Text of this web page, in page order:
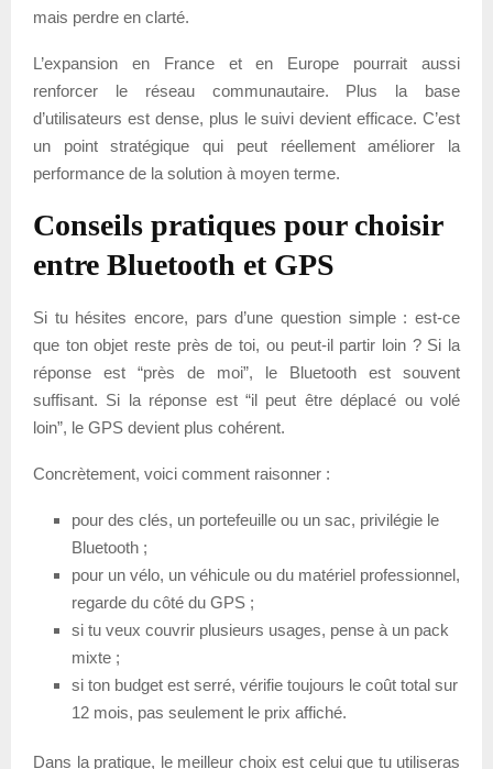
mais perdre en clarté.
L’expansion en France et en Europe pourrait aussi
renforcer le réseau communautaire. Plus la base
d’utilisateurs est dense, plus le suivi devient efficace. C’est
un point stratégique qui peut réellement améliorer la
performance de la solution à moyen terme.
Conseils pratiques pour choisir
entre Bluetooth et GPS
Si tu hésites encore, pars d’une question simple : est-ce
que ton objet reste près de toi, ou peut-il partir loin ? Si la
réponse est “près de moi”, le Bluetooth est souvent
suffisant. Si la réponse est “il peut être déplacé ou volé
loin”, le GPS devient plus cohérent.
Concrètement, voici comment raisonner :
pour des clés, un portefeuille ou un sac, privilégie le
Bluetooth ;
pour un vélo, un véhicule ou du matériel professionnel,
regarde du côté du GPS ;
si tu veux couvrir plusieurs usages, pense à un pack
mixte ;
si ton budget est serré, vérifie toujours le coût total sur
12 mois, pas seulement le prix affiché.
Dans la pratique, le meilleur choix est celui que tu utiliseras